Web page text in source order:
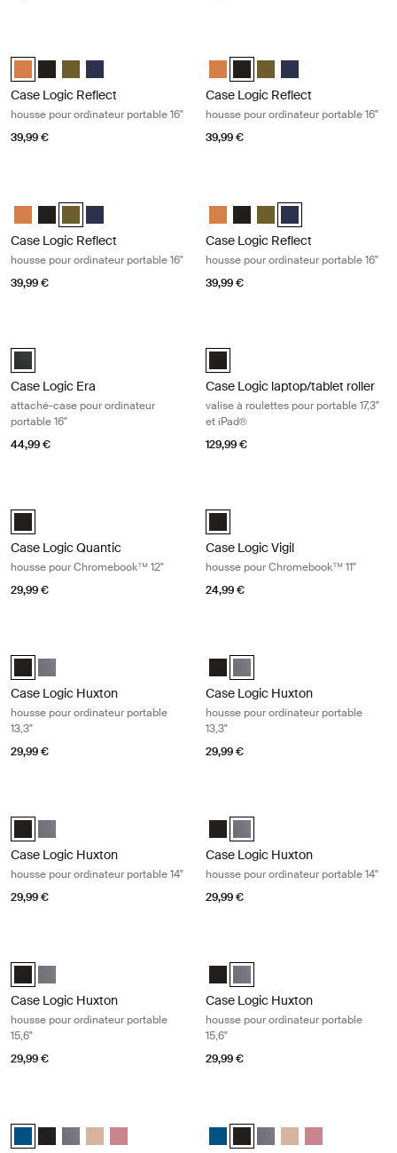
Case Logic Reflect 16" Laptop Sleeve Luscious Orange (selected)
Case Logic Reflect 16" Laptop Sleeve Noir
Case Logic Reflect 16" Laptop Sleeve Capulet Olive/Green
Case Logic Reflect 16" Laptop Sleeve Dark Blue
Case Logic Reflect
housse pour ordinateur portable 16"
39,99 €
Case Logic Reflect 16" Laptop
Case Logic Reflect 16"
Case Logic Reflect 16"
Case Logic Reflect
Case Logic Reflect
housse pour ordinateur portable 16"
39,99 €
Case Logic Reflect 16" Laptop Sleeve Luscious Orange
Case Logic Reflect 16" Laptop Sleeve Noir
Case Logic Reflect 16" Laptop Sleeve Capulet Olive/Green
Case Logic Reflect 16" Laptop Sleeve Dark Blue
Case Logic Reflect
housse pour ordinateur portable 16"
39,99 €
Case Logic Reflect 16" Laptop
Case Logic Reflect 16"
Case Logic Reflect 16"
Case Logic Reflect
Case Logic Reflect
housse pour ordinateur portable 16"
39,99 €
Case Logic Era 16" Laptop Attaché Noir obsidienne (selected)
Case Logic Era
attaché-case pour ordinateur
portable 16"
44,99 €
Case Logic 17.3" Laptop and
Case Logic laptop/tablet roller
valise à roulettes pour portable 17,3"
et iPad®
129,99 €
Case Logic Quantic 12" Chromebook™ Sleeve Noir (selected)
Case Logic Quantic
housse pour Chromebook™ 12"
29,99 €
Case Logic Vigil 11"
Case Logic Vigil
housse pour Chromebook™ 11"
24,99 €
Case Logic Huxton 13.3" Laptop Sleeve Noir (selected)
Case Logic Huxton 13.3" Laptop Sleeve Grahite
Case Logic Huxton
housse pour ordinateur portable
13,3"
29,99 €
Case Logic Huxton 13.3" Laptop
Case Logic Huxton 13.3"
Case Logic Huxton
housse pour ordinateur portable
13,3"
29,99 €
Case Logic Huxton 14" Laptop Sleeve Noir (selected)
Case Logic Huxton 14" Laptop Sleeve Grahite
Case Logic Huxton
housse pour ordinateur portable 14"
29,99 €
Case Logic Huxton 14" Laptop
Case Logic Huxton 14"
Case Logic Huxton
housse pour ordinateur portable 14"
29,99 €
Case Logic Huxton 15.6" Laptop Sleeve Noir (selected)
Case Logic Huxton 15.6" Laptop Sleeve Grahite
Case Logic Huxton
housse pour ordinateur portable
15,6"
29,99 €
Case Logic Huxton 15.6" Laptop
Case Logic Huxton 15.6"
Case Logic Huxton
housse pour ordinateur portable
15,6"
29,99 €
Case Logic 13.3" Laptop and MacBook Sleeve Dark Teal (selected)
Case Logic 13.3" Laptop and MacBook Sleeve Noir
Case Logic 13.3" Laptop and MacBook Sleeve Grahite
Case Logic 13.3" Laptop and MacBook Sleeve Beige
Case Logic 13.3" Laptop and MacBook Sleeve
Case Logic 13.3" Laptop and
Case Logic 13.3" Laptop and
Case Logic 13.3" Laptop
Case Logic 13.3"
Case Logic